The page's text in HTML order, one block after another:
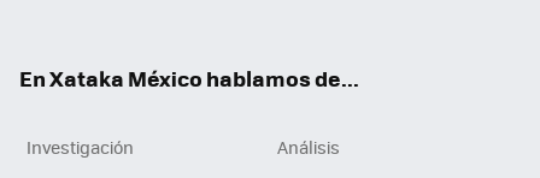
En Xataka México hablamos de...
Investigación
Análisis